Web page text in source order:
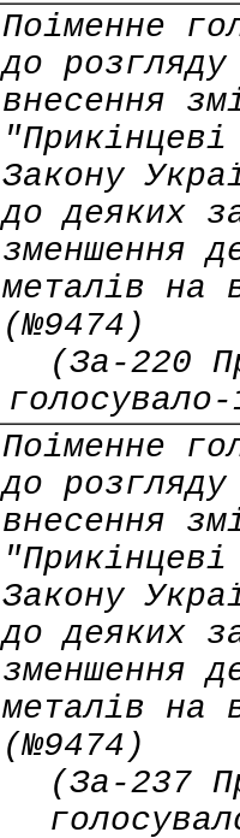
Поіменне
до
внесення
Закону
до деяких
зменшення
металів на
(№9474)
(За-220
Поіменне
до
внесення
Закону
до деяких
зменшення
металів на
(№9474)
(За-237